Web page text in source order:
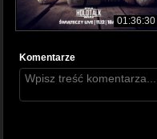
01:36:30
Komentarze